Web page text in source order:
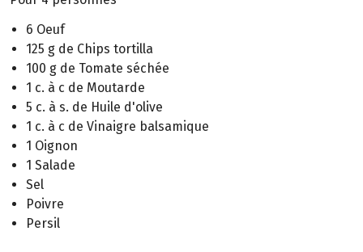
6 Oeuf
125 g de Chips tortilla
100 g de Tomate séchée
1 c. à c de Moutarde
5 c. à s. de Huile d'olive
1 c. à c de Vinaigre balsamique
1 Oignon
1 Salade
Sel
Poivre
Persil